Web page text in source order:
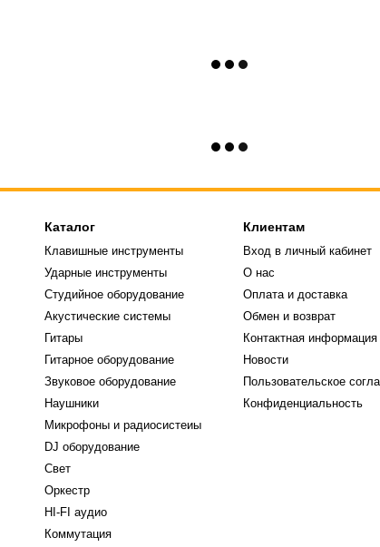
Каталог
Клавишные инструменты
Ударные инструменты
Студийное оборудование
Акустические системы
Гитары
Гитарное оборудование
Звуковое оборудование
Наушники
Микрофоны и радиосистеиы
DJ оборудование
Свет
Оркестр
HI-FI аудио
Коммутация
Клиентам
Вход в личный кабинет
О нас
Оплата и доставка
Обмен и возврат
Контактная информация
Новости
Пользовательское
Конфиденциальность